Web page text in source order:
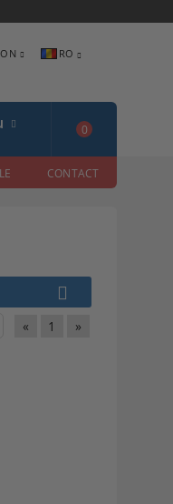
RO
0
CONTACT
« 1 »